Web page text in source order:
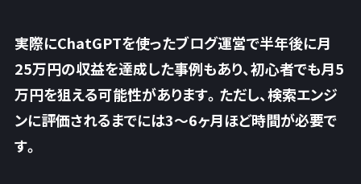
実際にChatGPTを使ったブログ運営で半年後に月
25万円の収益を達成した事例もあり、初心者でも月5
万円を狙える可能性があります。ただし、検索エンジ
ンに評価されるまでには3〜6ヶ月ほど時間が必要で
す。